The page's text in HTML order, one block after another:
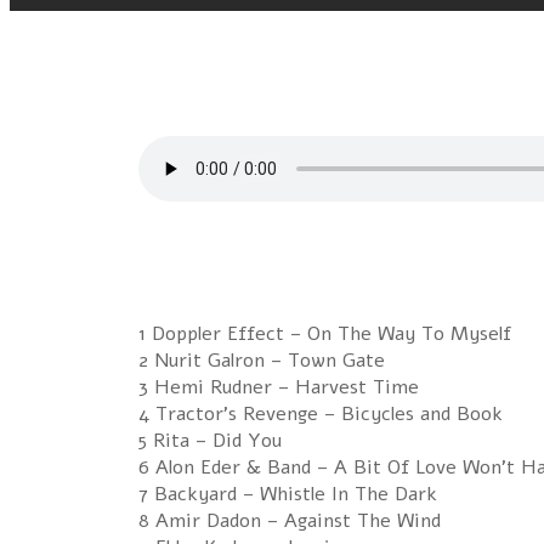
1 Doppler Effect – On The Way To Myself
2 Nurit Galron – Town Gate
3 Hemi Rudner – Harvest Time
4 Tractor's Revenge – Bicycles and Book
5 Rita – Did You
6 Alon Eder & Band – A Bit Of Love Won't
7 Backyard – Whistle In The Dark
8 Amir Dadon – Against The Wind